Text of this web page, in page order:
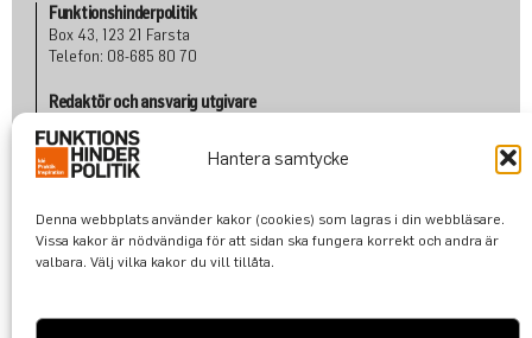
Hantera samtycke
Denna webbplats använder kakor (cookies) som lagras i din webbläsare.
Vissa kakor är nödvändiga för att sidan ska fungera korrekt och andra är
valbara. Välj vilka kakor du vill tillåta.
Funktionshinderpolitik
Box 43, 123 21 Farsta
Telefon: 08-685 80 70
Redaktör och ansvarig utgivare
Telefon: 070 601 80 72
albert@funktionshinderpolitik.se
Om oss
Kontakt